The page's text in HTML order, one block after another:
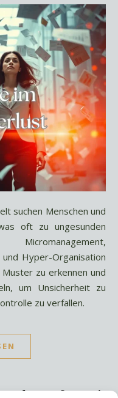
oft zu ungesunden
Hyper-Organisation
zu erkennen und
um Unsicherheit zu
zu verfallen.